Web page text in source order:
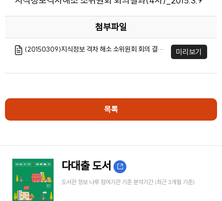
첨부파일
(20150309)지식정보 격차 해소 소위원회 회의 결과(4차).hwp 미리보기
목록
다대출 도서
도서관 정보 나루 참여기관 기준 분석기간 (최근 3개월 기준)